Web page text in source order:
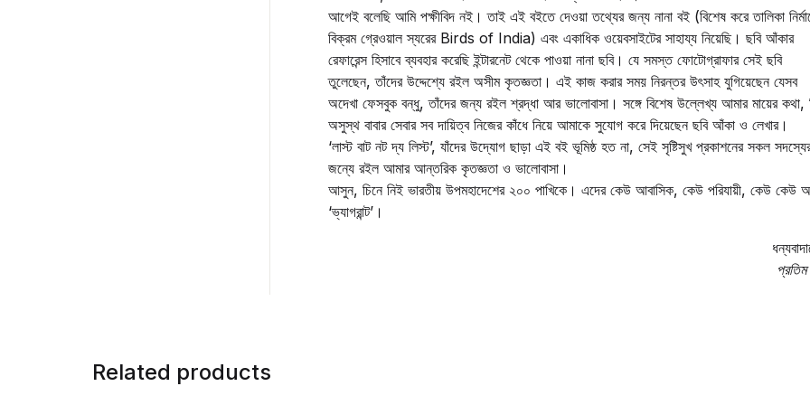
আগেই বলেছি আমি পক্ষীবিদ নই। তাই এই বইতে দেওয়া তথ্যের জন্য নানা বই (বিশেষ করে তালিকা
বিক্রম গ্রেওয়াল স্যরের Birds of India) এবং একাধিক ওয়েবসাইটের সাহায্য নিয়েছি। ছবি আঁকার
রেফারেন্স হিসাবে ব্যবহার করেছি ইন্টারনেট থেকে পাওয়া নানা ছবি। যে সমস্ত ফোটোগ্রাফার সেই ছবি
তুলেছেন, তাঁদের উদ্দেশ্যে রইল অসীম কৃতজ্ঞতা। এই কাজ করার সময় নিরন্তর উৎসাহ যুগিয়েছেন যেসব
অদেখা ফেসবুক বন্ধু, তাঁদের জন্য রইল শ্রদ্ধা আর ভালোবাসা। সঙ্গে বিশেষ উল্লেখ্য আমার মায়ের কথা,
অসুস্থ বাবার সেবার সব দায়িত্ব নিজের কাঁধে নিয়ে আমাকে সুযোগ করে দিয়েছেন ছবি আঁকা ও লেখার।
‘লাস্ট বাট নট দ্য লিস্ট’, যাঁদের উদ্যোগ ছাড়া এই বই ভূমিষ্ঠ হত না, সেই সৃষ্টিসুখ প্রকাশনের সকল
জন্যে রইল আমার আন্তরিক কৃতজ্ঞতা ও ভালোবাসা।
আসুন, চিনে নিই ভারতীয় উপমহাদেশের ২০০ পাখিকে। এদের কেউ আবাসিক, কেউ পরিযায়ী, কেউ কেউ
‘ভ্যাগরান্ট’।
Related products